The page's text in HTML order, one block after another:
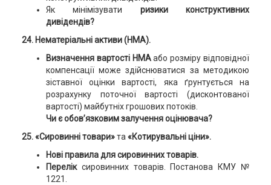
Як мінімізувати ризики конструктивних
дивідендів?
24. Нематеріальні активи (НМА).
Визначення вартості НМАабо розміру відповідної
компенсації може здійснюватися за методикою
зіставної оцінки вартості, яка ґрунтується на
розрахунку поточної вартості (дисконтованої
вартості) майбутніх грошових потоків.
Чи є обов’язковим залучення оцінювача?
25.«Сировинні товари»та«Котирувальні ціни».
Нові правила для сировинних товарів.
Перелік сировинних товарів. Постанова КМУ №
1221.